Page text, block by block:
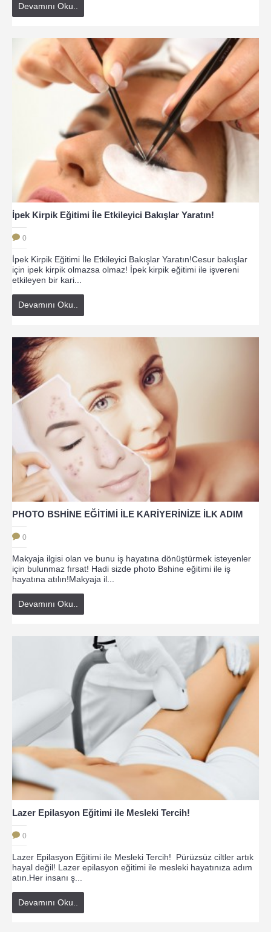
Devamını Oku..
İpek Kirpik Eğitimi İle Etkileyici Bakışlar Yaratın!
0
İpek Kirpik Eğitimi İle Etkileyici Bakışlar Yaratın!Cesur bakışlar
için ipek kirpik olmazsa olmaz! İpek kirpik eğitimi ile işvereni
etkileyen bir kari...
Devamını Oku..
PHOTO BSHİNE EĞİTİMİ İLE KARİYERİNİZE İLK ADIM
0
Makyaja ilgisi olan ve bunu iş hayatına dönüştürmek isteyenler
için bulunmaz fırsat! Hadi sizde photo Bshine eğitimi ile iş
hayatına atılın!Makyaja il...
Devamını Oku..
Lazer Epilasyon Eğitimi ile Mesleki Tercih!
0
Lazer Epilasyon Eğitimi ile Mesleki Tercih! Pürüzsüz ciltler artık
hayal değil! Lazer epilasyon eğitimi ile mesleki hayatınıza adım
atın.Her insanı ş...
Devamını Oku..